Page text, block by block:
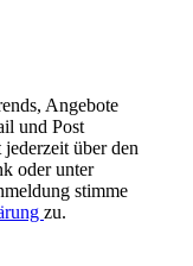
Angebote
und Post
über den
oder unter
stimme
zu.